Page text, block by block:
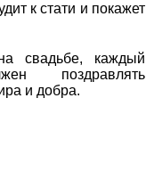
к стати и покажет
свадьбе, каждый
поздравлять
и добра.